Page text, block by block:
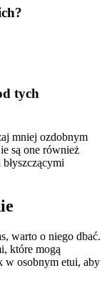
tych
mniej ozdobnym
są one również
warto o niego dbać.
które mogą
w osobnym etui, aby